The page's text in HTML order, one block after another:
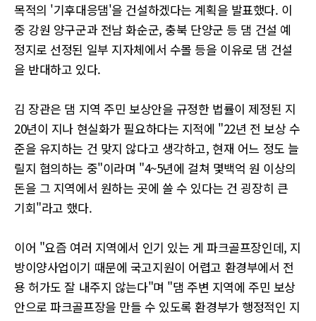
목적의 '기후대응댐'을 건설하겠다는 계획을 발표했다. 이
중 강원 양구군과 전남 화순군, 충북 단양군 등 댐 건설 예
정지로 선정된 일부 지자체에서 수몰 등을 이유로 댐 건설
을 반대하고 있다.
김 장관은 댐 지역 주민 보상안을 규정한 법률이 제정된 지
20년이 지나 현실화가 필요하다는 지적에 "22년 전 보상 수
준을 유지하는 건 맞지 않다고 생각하고, 현재 어느 정도 늘
릴지 협의하는 중"이라며 "4~5년에 걸쳐 몇백억 원 이상의
돈을 그 지역에서 원하는 곳에 쓸 수 있다는 건 굉장히 큰
기회"라고 했다.
이어 "요즘 여러 지역에서 인기 있는 게 파크골프장인데, 지
방이양사업이기 때문에 국고지원이 어렵고 환경부에서 전
용 허가도 잘 내주지 않는다"며 "댐 주변 지역에 주민 보상
안으로 파크골프장을 만들 수 있도록 환경부가 행정적인 지